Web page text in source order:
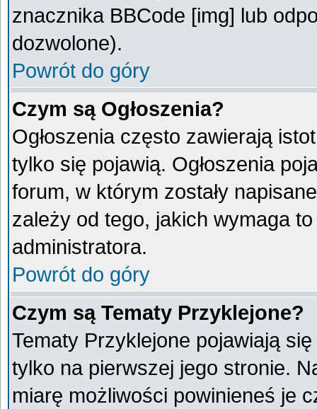
znacznika BBCode [img] lub
dozwolone).
Powrót do góry
Czym są Ogłoszenia?
Ogłoszenia często zawierają
tylko się pojawią. Ogłoszenia
forum, w którym zostały
zależy od tego, jakich wymaga
administratora.
Powrót do góry
Czym są Tematy Przyklejone?
Tematy Przyklejone pojawiają
tylko na pierwszej jego stronie.
miarę możliwości powinieneś je